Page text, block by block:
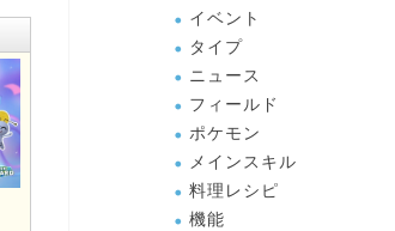
イベント
タイプ
ニュース
フィールド
ポケモン
メインスキル
料理レシピ
機能